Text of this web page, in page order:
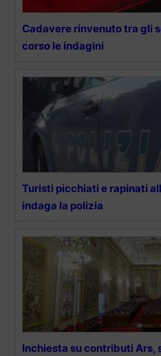
Cadavere rinvenuto tra gli
corso le indagini
Turisti picchiati e rapinati
indaga la polizia
Inchiesta su contributi Ars,